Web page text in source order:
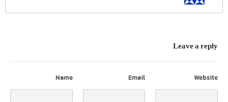
Leave a reply
Name Email Website